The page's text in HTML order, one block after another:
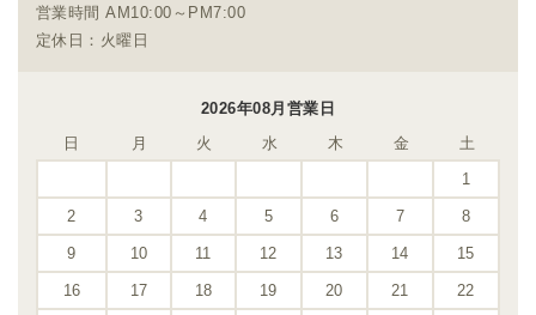
営業時間 AM10:00～PM7:00
定休日：火曜日
2026年08月営業日
日
月 火 水 木 金
土
1
2 3 4 5 6 7 8
9 10 11 12 13 14 15
16 17 18 19 20 21 22